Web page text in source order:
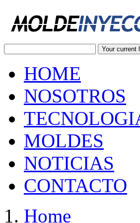
Your current
HOME
NOSOTROS
MOLDES
NOTICIAS
CONTACTO
Home